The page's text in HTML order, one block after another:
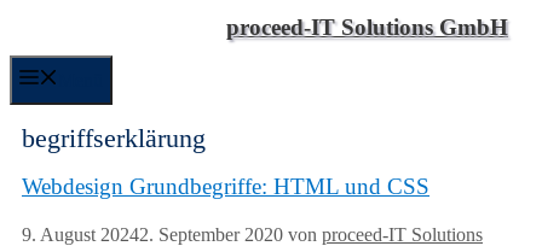
proceed-IT Solutions GmbH
begriffserklärung
Webdesign Grundbegriffe: HTML und CSS
9. August 20242. September 2020 von proceed-IT Solutions